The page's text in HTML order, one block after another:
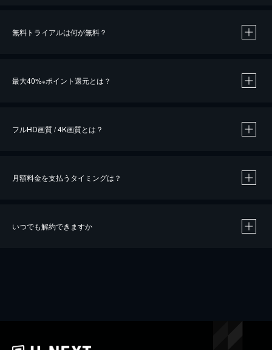
無料トライアルは何が無料？
最大40%※ポイント還元とは？
※40％ポイント還元の対象は、クレジットカード決済による作品の購入 / レンタルです。
iOSアプリのUコイン決済による作品の購入 / レンタルは、20％のポイント還元です。
フルHD画質 / 4K画質とは？
月額料金を支払うタイミングは？
いつでも解約できますか